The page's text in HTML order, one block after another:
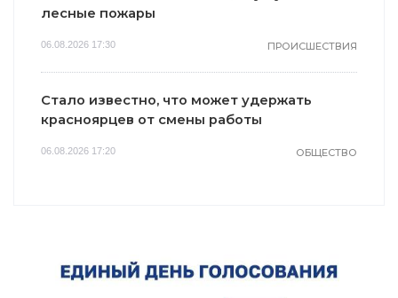
лесные пожары
06.08.2026 17:30 ПРОИСШЕСТВИЯ
Стало известно, что может удержать
красноярцев от смены работы
06.08.2026 17:20 ОБЩЕСТВО